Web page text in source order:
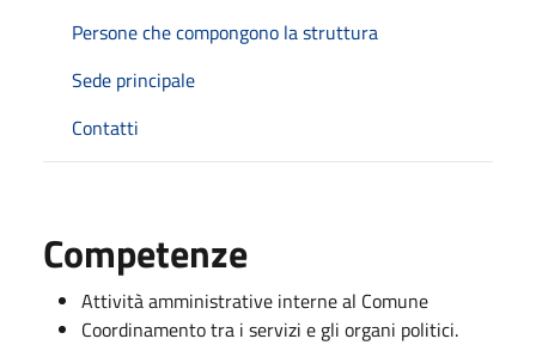
Persone che compongono la struttura
Sede principale
Contatti
Competenze
Attività amministrative interne al Comune
Coordinamento tra i servizi e gli organi politici.